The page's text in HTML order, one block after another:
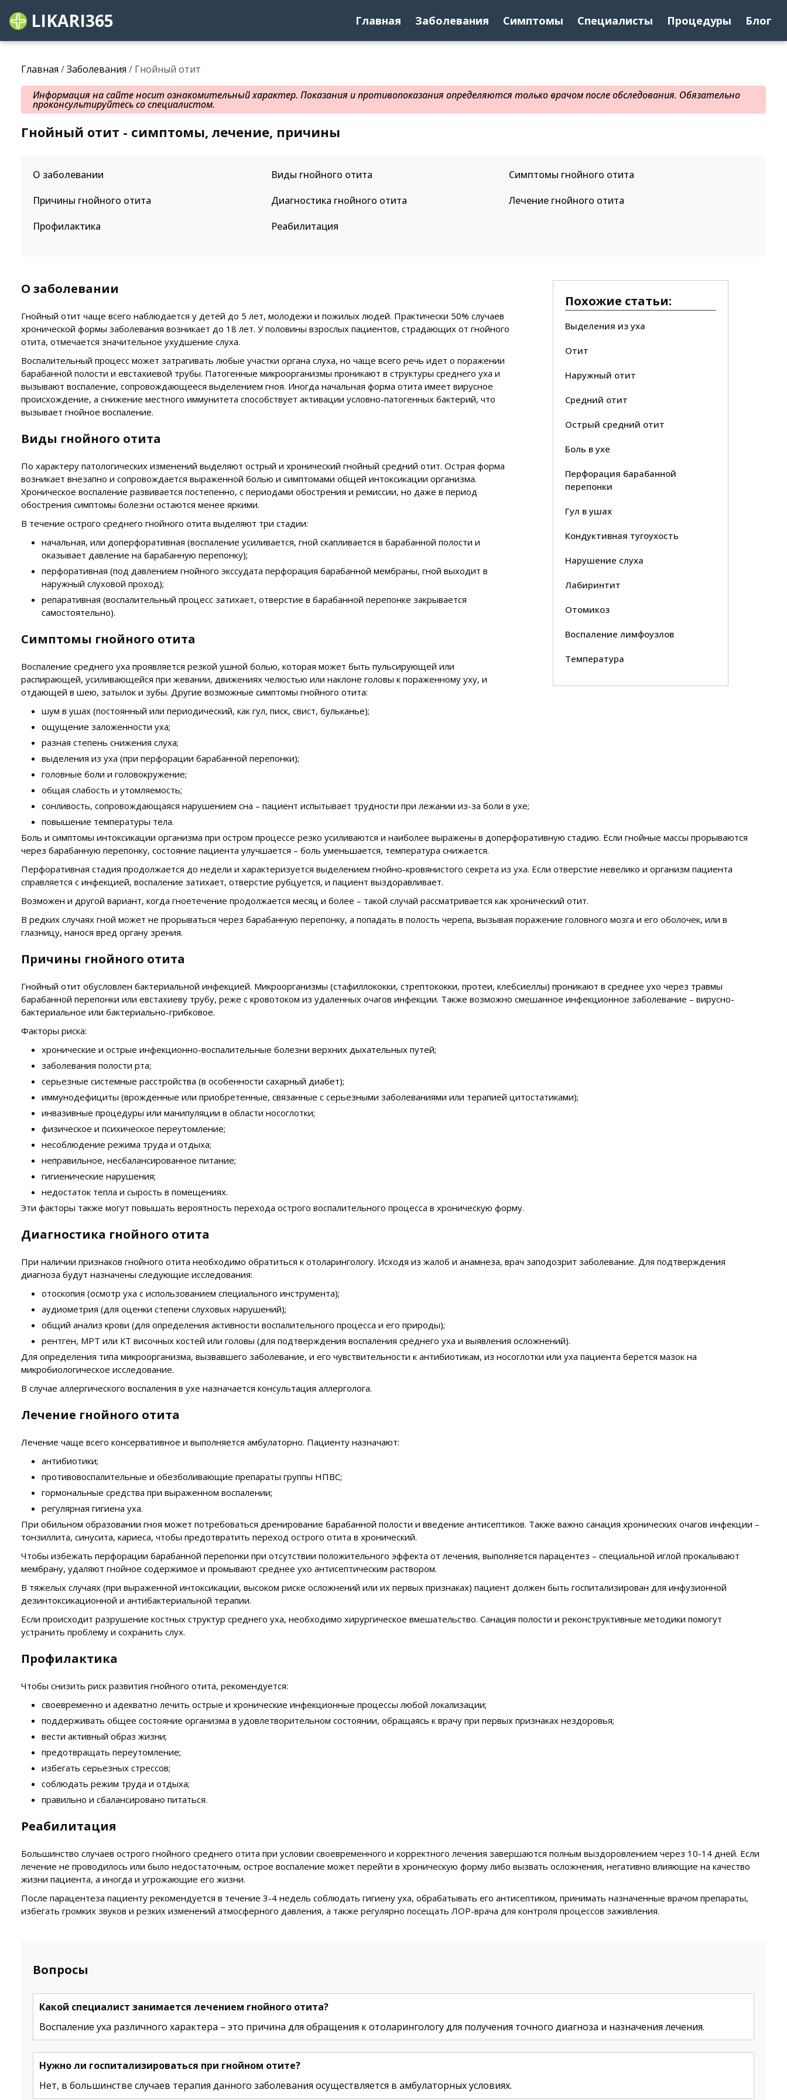
LIKARI365 Главная Заболевания Симптомы Специалисты Процедуры Блог
Главная /Заболевания / Гнойный отит
Информация на сайте носит ознакомительный характер. Показания и противопоказания определяются только врачом после обследования. Обязательно
проконсультируйтесь со специалистом.
Гнойный отит - симптомы, лечение, причины
О заболевании Виды гнойного отита
Симптомы гнойного отита
Причины гнойного отита
Диагностика гнойного отита
Лечение гнойного отита
Профилактика
Реабилитация
Похожие статьи:
Выделения из уха
Отит
Наружный отит
Средний отит
Острый средний отит
Боль в ухе
Перфорация барабанной
перепонки
Гул в ушах
Кондуктивная тугоухость
Нарушение слуха
Лабиринтит
Отомикоз
Воспаление лимфоузлов
Температура
О заболевании
Гнойный отит чаще всего наблюдается у детей до 5 лет, молодежи и пожилых людей. Практически 50% случаев
хронической формы заболевания возникает до 18 лет. У половины взрослых пациентов, страдающих от гнойного
отита, отмечается значительное ухудшение слуха.
Воспалительный процесс может затрагивать любые участки органа слуха, но чаще всего речь идет о поражении
барабанной полости и евстахиевой трубы. Патогенные микроорганизмы проникают в структуры среднего уха и
вызывают воспаление, сопровождающееся выделением гноя. Иногда начальная форма отита имеет вирусное
происхождение, а снижение местного иммунитета способствует активации условно-патогенных бактерий, что
вызывает гнойное воспаление.
Виды гнойного отита
По характеру патологических изменений выделяют острый и хронический гнойный средний отит. Острая форма
возникает внезапно и сопровождается выраженной болью и симптомами общей интоксикации организма.
Хроническое воспаление развивается постепенно, с периодами обострения и ремиссии, но даже в период
обострения симптомы болезни остаются менее яркими.
В течение острого среднего гнойного отита выделяют три стадии:
начальная, или доперфоративная (воспаление усиливается, гной скапливается в барабанной полости и
оказывает давление на барабанную перепонку);
перфоративная (под давлением гнойного экссудата перфорация барабанной мембраны, гной выходит в
наружный слуховой проход);
репаративная (воспалительный процесс затихает, отверстие в барабанной перепонке закрывается
самостоятельно).
Симптомы гнойного отита
Воспаление среднего уха проявляется резкой ушной болью, которая может быть пульсирующей или
распирающей, усиливающейся при жевании, движениях челюстью или наклоне головы к пораженному уху, и
отдающей в шею, затылок и зубы. Другие возможные симптомы гнойного отита:
шум в ушах (постоянный или периодический, как гул, писк, свист, бульканье);
ощущение заложенности уха;
разная степень снижения слуха;
выделения из уха (при перфорации барабанной перепонки);
головные боли и головокружение;
общая слабость и утомляемость;
сонливость, сопровождающаяся нарушением сна – пациент испытывает трудности при лежании из-за боли в ухе;
повышение температуры тела.
Боль и симптомы интоксикации организма при остром процессе резко усиливаются и наиболее выражены в доперфоративную стадию. Если гнойные массы прорываются
через барабанную перепонку, состояние пациента улучшается – боль уменьшается, температура снижается.
Перфоративная стадия продолжается до недели и характеризуется выделением гнойно-кровянистого секрета из уха. Если отверстие невелико и организм пациента
справляется с инфекцией, воспаление затихает, отверстие рубцуется, и пациент выздоравливает.
Возможен и другой вариант, когда гноетечение продолжается месяц и более – такой случай рассматривается как хронический отит.
В редких случаях гной может не прорываться через барабанную перепонку, а попадать в полость черепа, вызывая поражение головного мозга и его оболочек, или в
глазницу, нанося вред органу зрения.
Причины гнойного отита
Гнойный отит обусловлен бактериальной инфекцией. Микроорганизмы (стафиллококки, стрептококки, протеи, клебсиеллы) проникают в среднее ухо через травмы
барабанной перепонки или евстахиеву трубу, реже с кровотоком из удаленных очагов инфекции. Также возможно смешанное инфекционное заболевание – вирусно-
бактериальное или бактериально-грибковое.
Факторы риска:
хронические и острые инфекционно-воспалительные болезни верхних дыхательных путей;
заболевания полости рта;
серьезные системные расстройства (в особенности сахарный диабет);
иммунодефициты (врожденные или приобретенные, связанные с серьезными заболеваниями или терапией цитостатиками);
инвазивные процедуры или манипуляции в области носоглотки;
физическое и психическое переутомление;
несоблюдение режима труда и отдыха;
неправильное, несбалансированное питание;
гигиенические нарушения;
недостаток тепла и сырость в помещениях.
Эти факторы также могут повышать вероятность перехода острого воспалительного процесса в хроническую форму.
Диагностика гнойного отита
При наличии признаков гнойного отита необходимо обратиться к отоларингологу. Исходя из жалоб и анамнеза, врач заподозрит заболевание. Для подтверждения
диагноза будут назначены следующие исследования:
отоскопия (осмотр уха с использованием специального инструмента);
аудиометрия (для оценки степени слуховых нарушений);
общий анализ крови (для определения активности воспалительного процесса и его природы);
рентген, МРТ или КТ височных костей или головы (для подтверждения воспаления среднего уха и выявления осложнений).
Для определения типа микроорганизма, вызвавшего заболевание, и его чувствительности к антибиотикам, из носоглотки или уха пациента берется мазок на
микробиологическое исследование.
В случае аллергического воспаления в ухе назначается консультация аллерголога.
Лечение гнойного отита
Лечение чаще всего консервативное и выполняется амбулаторно. Пациенту назначают:
антибиотики;
противовоспалительные и обезболивающие препараты группы НПВС;
гормональные средства при выраженном воспалении;
регулярная гигиена уха.
При обильном образовании гноя может потребоваться дренирование барабанной полости и введение антисептиков. Также важно санация хронических очагов инфекции –
тонзиллита, синусита, кариеса, чтобы предотвратить переход острого отита в хронический.
Чтобы избежать перфорации барабанной перепонки при отсутствии положительного эффекта от лечения, выполняется парацентез – специальной иглой прокалывают
мембрану, удаляют гнойное содержимое и промывают среднее ухо антисептическим раствором.
В тяжелых случаях (при выраженной интоксикации, высоком риске осложнений или их первых признаках) пациент должен быть госпитализирован для инфузионной
дезинтоксикационной и антибактериальной терапии.
Если происходит разрушение костных структур среднего уха, необходимо хирургическое вмешательство. Санация полости и реконструктивные методики помогут
устранить проблему и сохранить слух.
Профилактика
Чтобы снизить риск развития гнойного отита, рекомендуется:
своевременно и адекватно лечить острые и хронические инфекционные процессы любой локализации;
поддерживать общее состояние организма в удовлетворительном состоянии, обращаясь к врачу при первых признаках нездоровья;
вести активный образ жизни;
предотвращать переутомление;
избегать серьезных стрессов;
соблюдать режим труда и отдыха;
правильно и сбалансировано питаться.
Реабилитация
Большинство случаев острого гнойного среднего отита при условии своевременного и корректного лечения завершаются полным выздоровлением через 10-14 дней. Если
лечение не проводилось или было недостаточным, острое воспаление может перейти в хроническую форму либо вызвать осложнения, негативно влияющие на качество
жизни пациента, а иногда и угрожающие его жизни.
После парацентеза пациенту рекомендуется в течение 3-4 недель соблюдать гигиену уха, обрабатывать его антисептиком, принимать назначенные врачом препараты,
избегать громких звуков и резких изменений атмосферного давления, а также регулярно посещать ЛОР-врача для контроля процессов заживления.
Вопросы
Какой специалист занимается лечением гнойного отита?
Воспаление уха различного характера – это причина для обращения к отоларингологу для получения точного диагноза и назначения лечения.
Нужно ли госпитализироваться при гнойном отите?
Нет, в большинстве случаев терапия данного заболевания осуществляется в амбулаторных условиях.